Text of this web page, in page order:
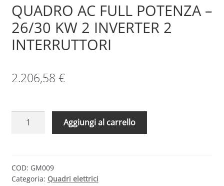
QUADRO AC FULL POTENZA –
26/30 KW 2 INVERTER 2
INTERRUTTORI
2.206,58 €
QUADRO
–
26/30
Aggiungi al carrello
COD: GM009
Categoria: Quadri elettrici